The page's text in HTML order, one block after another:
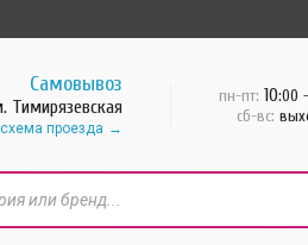
Самовывоз
Тимирязевская
схема проезда
пн-пт: 10:00 -
сб-вс: